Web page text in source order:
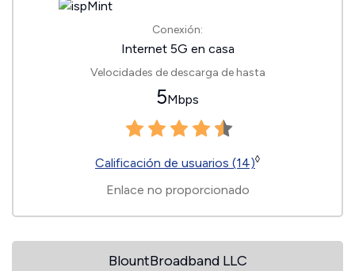
Conexión:
Internet 5G en casa
Velocidades de descarga de hasta
5Mbps
Calificación de usuarios (14)◊
Enlace no proporcionado
BlountBroadband LLC